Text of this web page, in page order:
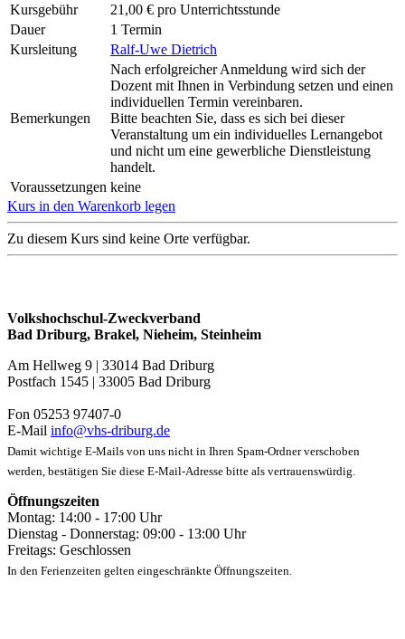
Kursgebühr
21,00 € pro Unterrichtsstunde
Dauer
1 Termin
Kursleitung
Ralf-Uwe Dietrich
Bemerkungen
Nach erfolgreicher Anmeldung wird sich der
Dozent mit Ihnen in Verbindung setzen und einen
individuellen Termin vereinbaren.
Bitte beachten Sie, dass es sich bei dieser
Veranstaltung um ein individuelles Lernangebot
und nicht um eine gewerbliche Dienstleistung
handelt.
Voraussetzungen keine
Kurs in den Warenkorb legen
Zu diesem Kurs sind keine Orte verfügbar.
Volkshochschul-Zweckverband
Bad Driburg, Brakel, Nieheim, Steinheim
Am Hellweg 9 | 33014 Bad Driburg
Postfach 1545 | 33005 Bad Driburg
Fon 05253 97407-0
E-Mail info@vhs-driburg.de
Damit wichtige E-Mails von uns nicht in Ihren Spam-Ordner verschoben
werden, bestätigen Sie diese E-Mail-Adresse bitte als vertrauenswürdig.
Öffnungszeiten
Montag: 14:00 - 17:00 Uhr
Dienstag - Donnerstag: 09:00 - 13:00 Uhr
Freitags: Geschlossen
In den Ferienzeiten gelten eingeschränkte Öffnungszeiten.